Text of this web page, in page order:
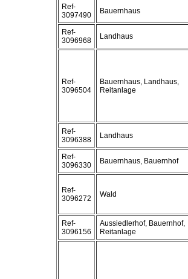
Ref-
3097490
Bauernhaus
Ref-
3096968
Landhaus
Ref-
3096504
Bauernhaus, Landhaus,
Reitanlage
Ref-
3096388
Landhaus
Ref-
3096330
Bauernhaus, Bauernhof
Ref-
3096272
Wald
Ref-
3096156
Aussiedlerhof, Bauernhof,
Reitanlage